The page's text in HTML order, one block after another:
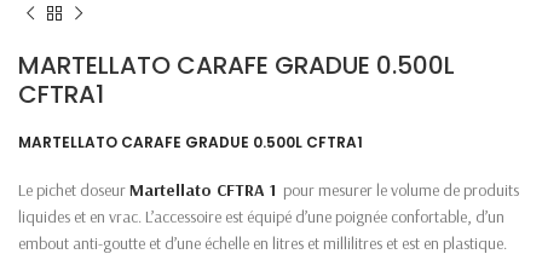
MARTELLATO CARAFE GRADUE 0.500L
CFTRA1
MARTELLATO CARAFE GRADUE 0.500L CFTRA1
Le pichet doseurMartellato CFTRA 1 pour mesurer le volume de produits
liquides et en vrac. L’accessoire est équipé d’une poignée confortable, d’un
embout anti-goutte et d’une échelle en litres et millilitres et est en plastique.